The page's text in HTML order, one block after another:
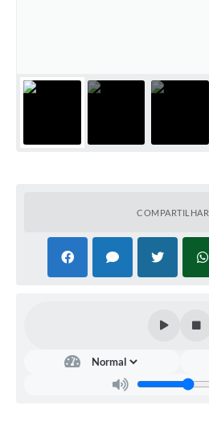
Sistema de Protocolo
Contratos
Carta de Serviços
COMPARTILHAR